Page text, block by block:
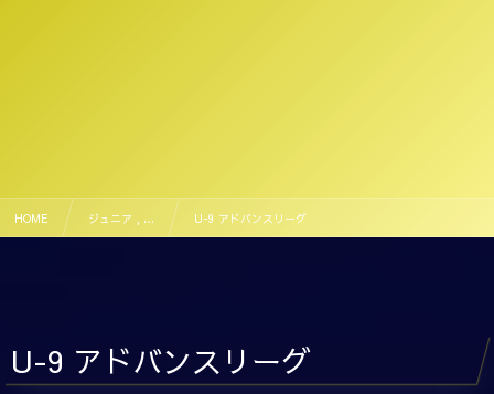
HOME ジュニア , … U-9 アドバンスリーグ
U-9 アドバンスリーグ